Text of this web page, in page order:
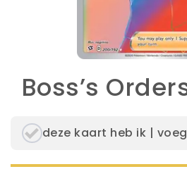
Boss’s
deze kaart heb ik |